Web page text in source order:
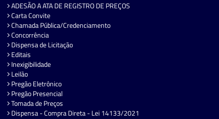
ADESÃO A ATA DE REGISTRO DE PREÇOS
Carta Convite
Chamada Pública/Credenciamento
Concorrência
Dispensa de Licitação
Editais
Inexigibilidade
Leilão
Pregão Eletrônico
Pregão Presencial
Tomada de Preços
Dispensa - Compra Direta - Lei 14133/2021